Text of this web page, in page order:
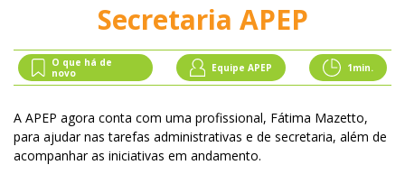
Secretaria APEP
O que há de
novo
Equipe APEP 1min.
A APEP agora conta com uma profissional, Fátima Mazetto,
para ajudar nas tarefas administrativas e de secretaria, além de
acompanhar as iniciativas em andamento.